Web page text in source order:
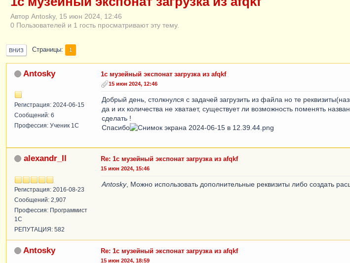
Автор Antosky, 15 июн 2024, 12:46
0 Пользователей и 1 гость просматривают эту тему.
ВНИЗ Страницы 1
Antosky
Регистрация: 2024-06-15
Сообщений: 6
Профессия: Ученик 1С
1с музейный экспонат загрузка из afqkf
15 июн 2024, 12:46
Добрый день, столкнулся с задачей загрузить из файла но те
да и их количества не хватает, существует ли возможность поменять
сделать !
Спасибо
alexandr_ll
Регистрация: 2016-08-23
Сообщений: 2,907
Профессия: Программист
1С
РЕПУТАЦИЯ: 582
Re: 1с музейный экспонат загрузка из afqkf
15 июн 2024, 15:46
Antosky, Можно использовать дополнительные реквизиты либо создать
Antosky Re: 1с музейный экспонат загрузка из afqkf
15 июн 2024, 18:59